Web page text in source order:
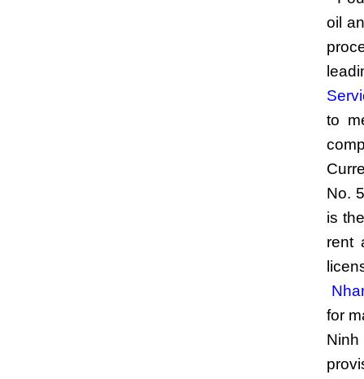
oil
to
No.
is
rent
for